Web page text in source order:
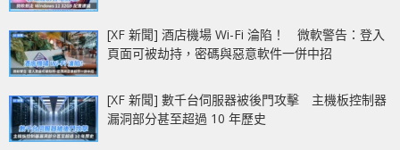
[XF 新聞] 酒店機場 Wi-Fi 淪陷！ 微軟警告：登入
頁面可被劫持，密碼與惡意軟件一併中招
[XF 新聞] 數千台伺服器被後門攻擊 主機板控制器
漏洞部分甚至超過 10 年歷史